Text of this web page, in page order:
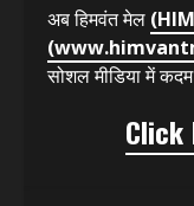
अब हिमवंत मेल
सोशल मीडिया में
Click